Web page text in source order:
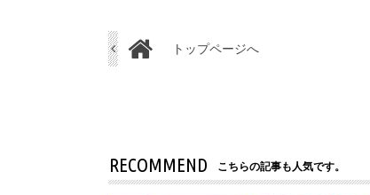
トップページへ
RECOMMEND こちらの記事も人気です。